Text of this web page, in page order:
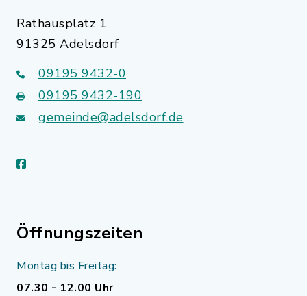
Rathausplatz 1
91325 Adelsdorf
09195 9432-0
09195 9432-190
gemeinde@adelsdorf.de
facebook
Öffnungszeiten
Montag bis Freitag:
07.30 - 12.00 Uhr